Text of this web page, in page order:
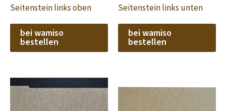
Seitenstein links oben
bei wamiso
bestellen
Seitenstein links unten
bei wamiso
bestellen